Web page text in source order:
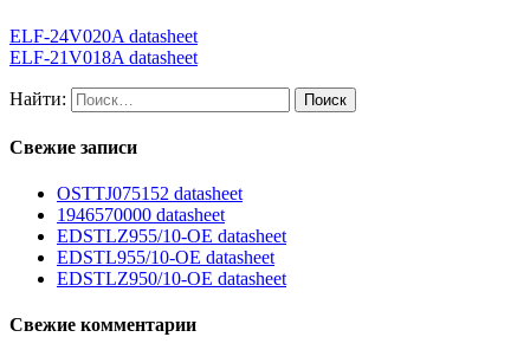
ELF-24V020A datasheet
ELF-21V018A datasheet
Найти:
Свежие записи
OSTTJ075152 datasheet
1946570000 datasheet
EDSTLZ955/10-OE datasheet
EDSTL955/10-OE datasheet
EDSTLZ950/10-OE datasheet
Свежие комментарии